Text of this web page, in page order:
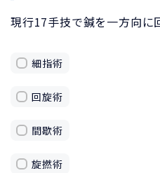
現行17手技で鍼を一方向に
細指術
回旋術
間歇術
旋撚術